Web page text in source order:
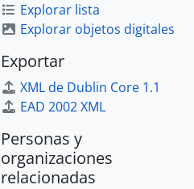
Explorar lista
Explorar objetos digitales
Exportar
XML de Dublin Core 1.1
EAD 2002 XML
Personas y
organizaciones
relacionadas